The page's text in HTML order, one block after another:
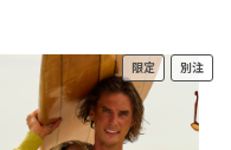
限定 別注